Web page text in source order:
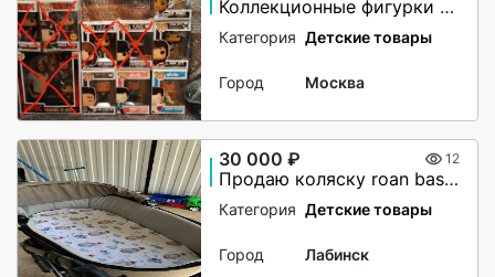
Коллекционные фигурки Funco Pop Rocks
Категория Детские товары
Город Москва
30 000 ₽ 12
Продаю коляску roan bass next 2 в 1
Категория Детские товары
Город Лабинск